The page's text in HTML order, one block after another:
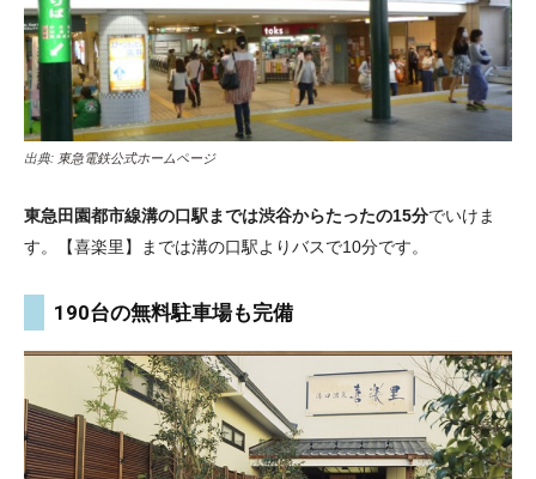
出典: 東急電鉄公式ホームページ
東急田園都市線溝の口駅までは渋谷からたったの15分でいけま
す。【喜楽里】までは溝の口駅よりバスで10分です。
190台の無料駐車場も完備